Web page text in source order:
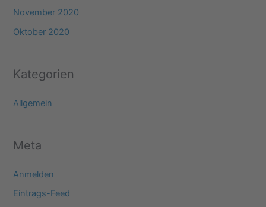
November 2020
Oktober 2020
Kategorien
Allgemein
Meta
Anmelden
Eintrags-Feed